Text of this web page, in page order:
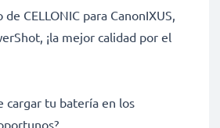
CELLONIC para CanonIXUS,
¡la mejor calidad por el
cargar tu batería en los